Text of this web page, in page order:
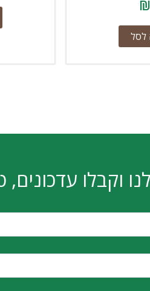
₪
לסל
וקבלו